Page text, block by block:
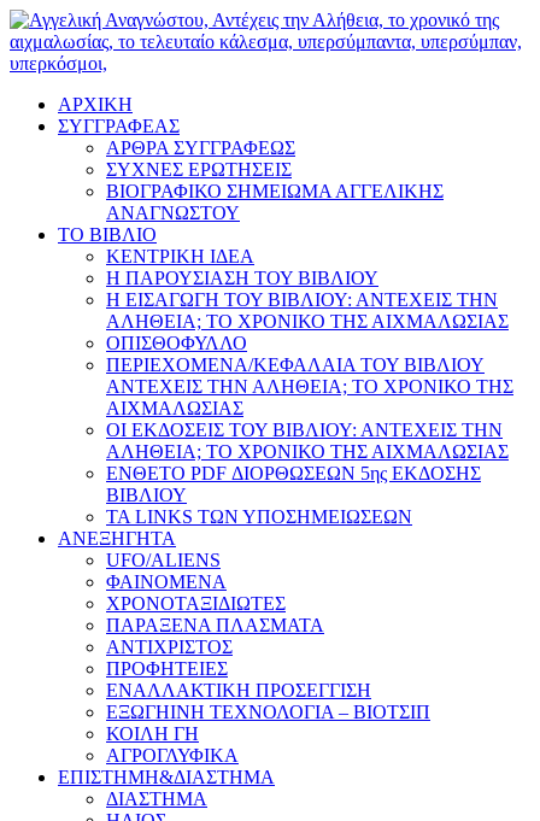
ΑΡΧΙΚΗ
ΣΥΓΓΡΑΦΕΑΣ
ΑΡΘΡΑ ΣΥΓΓΡΑΦΕΩΣ
ΣΥΧΝΕΣ ΕΡΩΤΗΣΕΙΣ
ΒΙΟΓΡΑΦΙΚΟ ΣΗΜΕΙΩΜΑ ΑΓΓΕΛΙΚΗΣ
ΑΝΑΓΝΩΣΤΟΥ
ΤΟ ΒΙΒΛΙΟ
ΚΕΝΤΡΙΚΗ ΙΔΕΑ
Η ΠΑΡΟΥΣΙΑΣΗ ΤΟΥ ΒΙΒΛΙΟΥ
Η ΕΙΣΑΓΩΓΗ ΤΟΥ ΒΙΒΛΙΟΥ: ΑΝΤΕΧΕΙΣ ΤΗΝ
ΑΛΗΘΕΙΑ; ΤΟ ΧΡΟΝΙΚΟ ΤΗΣ ΑΙΧΜΑΛΩΣΙΑΣ
ΟΠΙΣΘΟΦΥΛΛΟ
ΠΕΡΙΕΧΟΜΕΝΑ/ΚΕΦΑΛΑΙΑ ΤΟΥ ΒΙΒΛΙΟΥ
ΑΝΤΕΧΕΙΣ ΤΗΝ ΑΛΗΘΕΙΑ; ΤΟ ΧΡΟΝΙΚΟ ΤΗΣ
ΑΙΧΜΑΛΩΣΙΑΣ
ΟΙ ΕΚΔΟΣΕΙΣ ΤΟΥ ΒΙΒΛΙΟΥ: ΑΝΤΕΧΕΙΣ ΤΗΝ
ΑΛΗΘΕΙΑ; ΤΟ ΧΡΟΝΙΚΟ ΤΗΣ ΑΙΧΜΑΛΩΣΙΑΣ
ΕΝΘΕΤΟ PDF ΔΙΟΡΘΩΣΕΩΝ 5ης ΕΚΔΟΣΗΣ
ΒΙΒΛΙΟΥ
ΤΑ LINKS ΤΩΝ ΥΠΟΣΗΜΕΙΩΣΕΩΝ
ΑΝΕΞΗΓΗΤΑ
UFO/ALIENS
ΦΑΙΝΟΜΕΝΑ
ΧΡΟΝΟΤΑΞΙΔΙΩΤΕΣ
ΠΑΡΑΞΕΝΑ ΠΛΑΣΜΑΤΑ
ΑΝΤΙΧΡΙΣΤΟΣ
ΠΡΟΦΗΤΕΙΕΣ
ΕΝΑΛΛΑΚΤΙΚΗ ΠΡΟΣΕΓΓΙΣΗ
ΕΞΩΓΗΙΝΗ ΤΕΧΝΟΛΟΓΙΑ – ΒΙΟΤΣΙΠ
ΚΟΙΛΗ ΓΗ
ΑΓΡΟΓΛΥΦΙΚΑ
ΕΠΙΣΤΗΜΗ&ΔΙΑΣΤΗΜΑ
ΔΙΑΣΤΗΜΑ